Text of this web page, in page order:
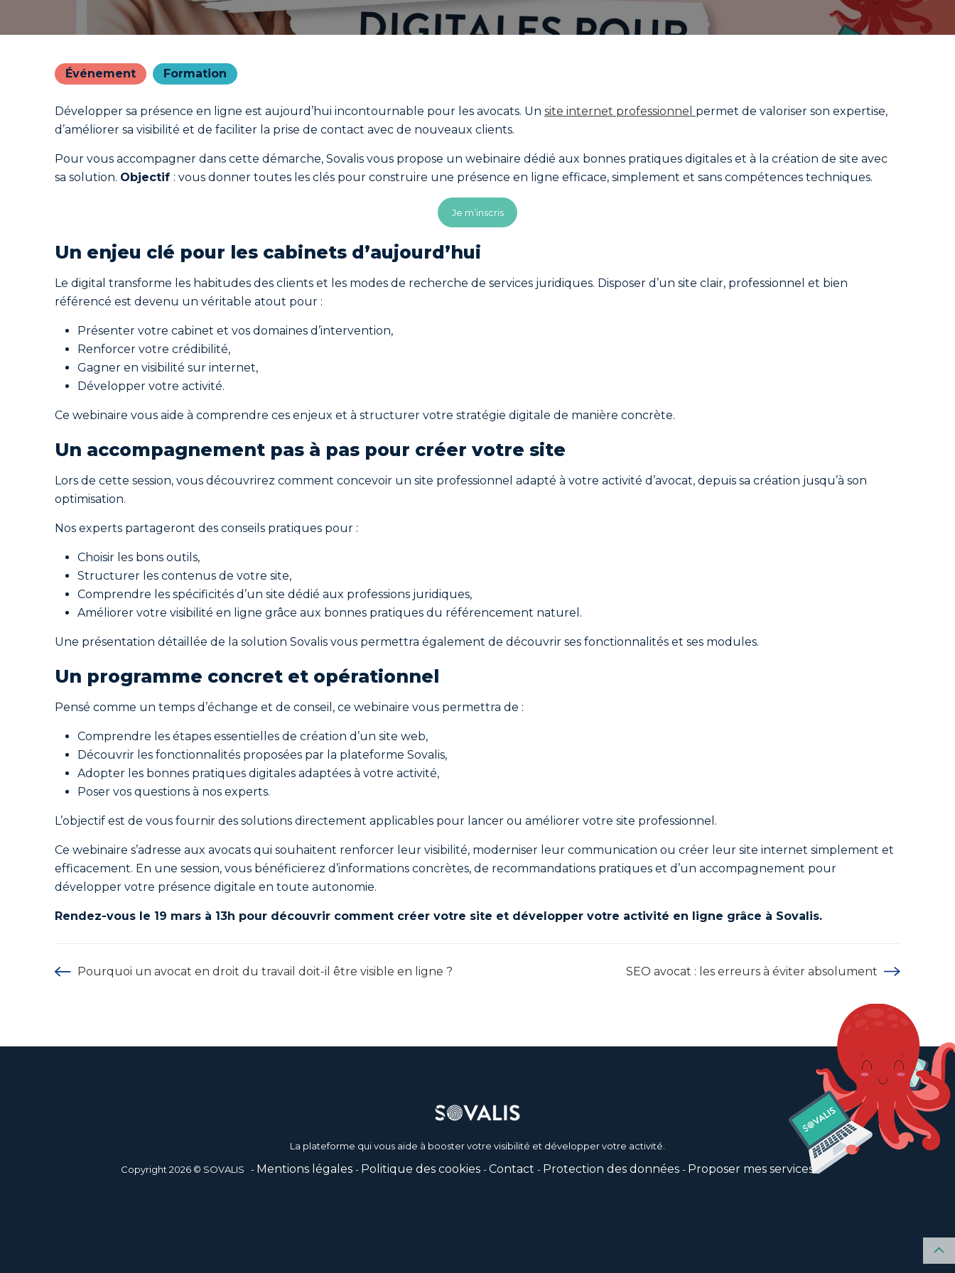
Événement Formation
Développer sa présence en ligne est aujourd’hui incontournable pour les avocats. Un site internet professionnel permet de valoriser son expertise,
d’améliorer sa visibilité et de faciliter la prise de contact avec de nouveaux clients.
Pour vous accompagner dans cette démarche, Sovalis vous propose un webinaire dédié aux bonnes pratiques digitales et à la création de site avec
sa solution. Objectif : vous donner toutes les clés pour construire une présence en ligne efficace, simplement et sans compétences techniques.
Je m’inscris
Un enjeu clé pour les cabinets d’aujourd’hui
Le digital transforme les habitudes des clients et les modes de recherche de services juridiques. Disposer d’un site clair, professionnel et bien
référencé est devenu un véritable atout pour :
Présenter votre cabinet et vos domaines d’intervention,
Renforcer votre crédibilité,
Gagner en visibilité sur internet,
Développer votre activité.
Ce webinaire vous aide à comprendre ces enjeux et à structurer votre stratégie digitale de manière concrète.
Un accompagnement pas à pas pour créer votre site
Lors de cette session, vous découvrirez comment concevoir un site professionnel adapté à votre activité d’avocat, depuis sa création jusqu’à son
optimisation.
Nos experts partageront des conseils pratiques pour :
Choisir les bons outils,
Structurer les contenus de votre site,
Comprendre les spécificités d’un site dédié aux professions juridiques,
Améliorer votre visibilité en ligne grâce aux bonnes pratiques du référencement naturel.
Une présentation détaillée de la solution Sovalis vous permettra également de découvrir ses fonctionnalités et ses modules.
Un programme concret et opérationnel
Pensé comme un temps d’échange et de conseil, ce webinaire vous permettra de :
Comprendre les étapes essentielles de création d’un site web,
Découvrir les fonctionnalités proposées par la plateforme Sovalis,
Adopter les bonnes pratiques digitales adaptées à votre activité,
Poser vos questions à nos experts.
L’objectif est de vous fournir des solutions directement applicables pour lancer ou améliorer votre site professionnel.
Ce webinaire s’adresse aux avocats qui souhaitent renforcer leur visibilité, moderniser leur communication ou créer leur site internet simplement et
efficacement. En une session, vous bénéficierez d’informations concrètes, de recommandations pratiques et d’un accompagnement pour
développer votre présence digitale en toute autonomie.
Rendez-vous le 19 mars à 13h pour découvrir comment créer votre site et développer votre activité en ligne grâce à Sovalis.
Pourquoi un avocat en droit du travail doit-il être visible en ligne ? SEO avocat : les erreurs à éviter absolument
La plateforme qui vous aide à booster votre visibilité et développer votre activité.
Copyright 2026 © SOVALIS Mentions légales Politique des cookies Contact Protection des données Proposer mes services